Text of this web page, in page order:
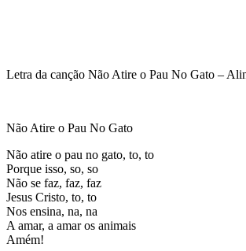
Letra da canção Não Atire o Pau No Gato –
Não Atire o Pau No Gato
Não atire o pau no gato, to, to
Porque isso, so, so
Não se faz, faz, faz
Jesus Cristo, to, to
Nos ensina, na, na
A amar, a amar os animais
Amém!